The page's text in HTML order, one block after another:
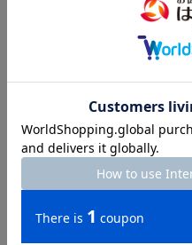
(0 件)
スタンド掛軸 リンネ・スタン